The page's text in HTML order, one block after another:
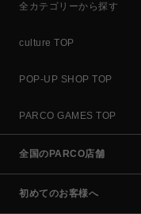
全カテゴリーから探す
culture TOP
POP-UP SHOP TOP
PARCO GAMES TOP
全国のPARCO店舗
初めてのお客様へ